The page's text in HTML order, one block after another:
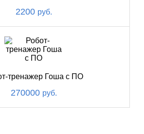
2200 руб.
тренажер Гоша с ПО
270000 руб.